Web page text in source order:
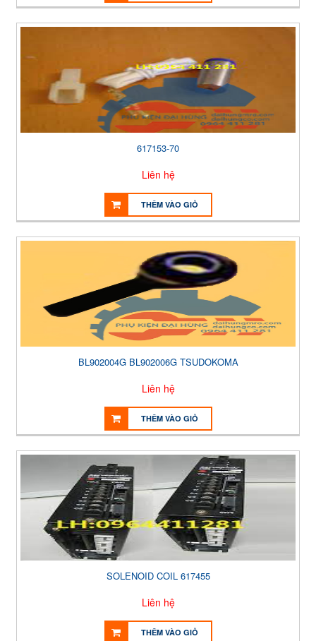
617153-70
Liên hệ
THÊM VÀO GIỎ
BL902004G BL902006G TSUDOKOMA
Liên hệ
THÊM VÀO GIỎ
SOLENOID COIL 617455
Liên hệ
THÊM VÀO GIỎ